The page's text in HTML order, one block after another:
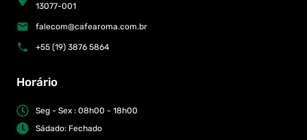
13077-001
falecom@cafearoma.com.br
+55 (19) 3876 5864
Horário
Seg - Sex : 08h00 - 18h00
Sádado: Fechado